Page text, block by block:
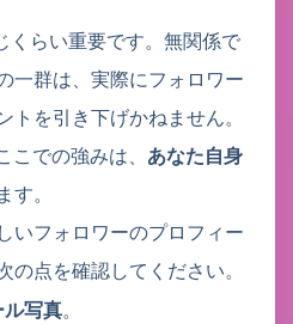
くらい重要です。無関係で
一群は、実際にフォロワー
を引き下げかねません。
での強みは、 あなた自身
す。
いフォロワーのプロフィー
点を確認してください。
写真。